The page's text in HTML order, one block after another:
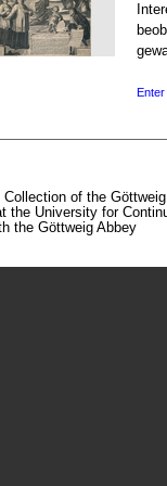
Collection of the
the University for
the Göttweig Abbey